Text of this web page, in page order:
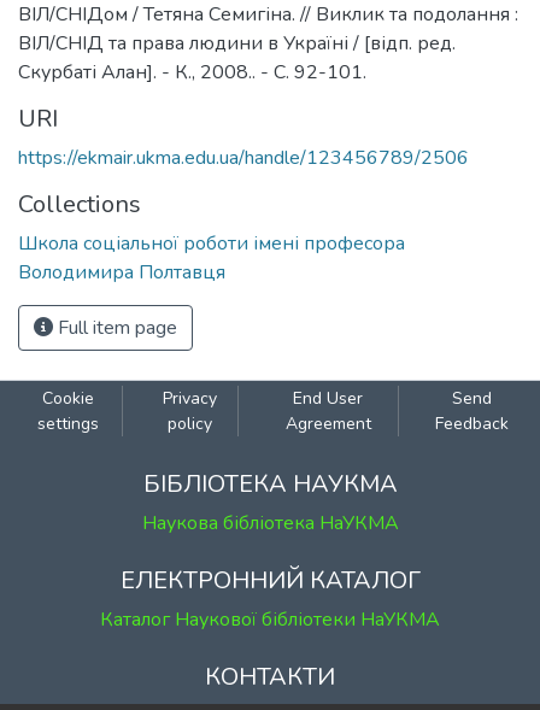
ВІЛ/СНІДом / Тетяна Семигіна. // Виклик та подолання :
ВІЛ/СНІД та права людини в Україні / [відп. ред.
Скурбаті Алан]. - К., 2008.. - С. 92-101.
URI
https://ekmair.ukma.edu.ua/handle/123456789/2506
Collections
Школа соціальної роботи імені професора
Володимира Полтавця
Full item page
Cookie
settings
Privacy
policy
End User
Agreement
Send
Feedback
БІБЛІОТЕКА НАУКМА
Наукова бібліотека НаУКМА
ЕЛЕКТРОННИЙ КАТАЛОГ
Каталог Наукової бібліотеки НаУКМА
КОНТАКТИ